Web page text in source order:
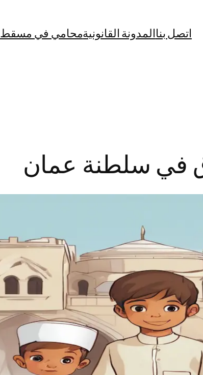
اتصل بناالمدونة القانونيةمحامي في مسقط
في سلطنة عمان